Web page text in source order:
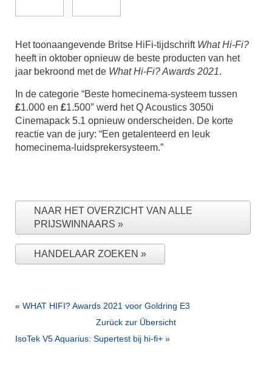
Het toonaangevende Britse HiFi-tijdschrift What Hi-Fi?
heeft in oktober opnieuw de beste producten van het
jaar bekroond met de What Hi-Fi? Awards 2021.
In de categorie “Beste homecinema-systeem tussen
£1.000 en £1.500″ werd het Q Acoustics 3050i
Cinemapack 5.1 opnieuw onderscheiden. De korte
reactie van de jury: “Een getalenteerd en leuk
homecinema-luidsprekersysteem.”
NAAR HET OVERZICHT VAN ALLE
PRIJSWINNAARS
HANDELAAR ZOEKEN
« WHAT HIFI? Awards 2021 voor Goldring E3
Zurück zur Übersicht
IsoTek V5 Aquarius: Supertest bij hi-fi+ »